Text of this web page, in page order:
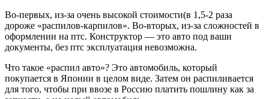
Во-первых, из-за очень высокой стоимости(в 1,5-2 раза
дороже «распилов-карпилов». Во-вторых, из-за сложностей в
оформлении на птс. Конструктор — это авто под ваши
документы, без птс эксплуатация невозможна.
Что такое «распил авто»? Это автомобиль, который
покупается в Японии в целом виде. Затем он распиливается
для того, чтобы при ввозе в Россию платить пошлину как за